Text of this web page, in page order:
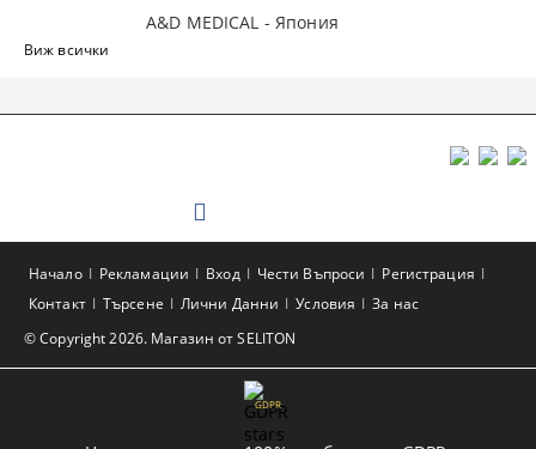
A&D MEDICAL - Япония
Виж всички
© Copyright 2026. Магазин от SELITON
Начало Рекламации Вход Чести Въпроси
Регистрация
Контакт
Търсене Лични Данни Условия За нас
GDPR